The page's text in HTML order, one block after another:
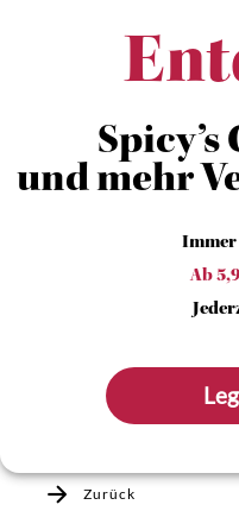
und mehr
Immer
Ab
Zurück